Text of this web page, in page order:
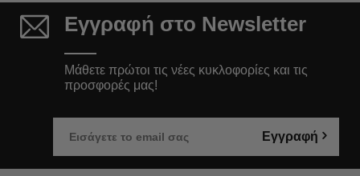
Εγγραφή στο Newsletter
Μάθετε πρώτοι τις νέες κυκλοφορίες και τις
προσφορές μας!
Εγγραφή